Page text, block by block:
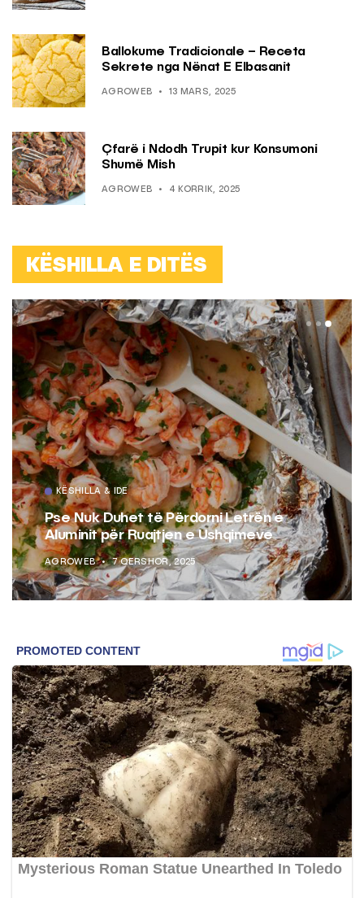
Ballokume Tradicionale – Receta
Sekrete nga Nënat E Elbasanit
AGROWEB 13 MARS, 2025
Çfarë i Ndodh Trupit kur Konsumoni
Shumë Mish
AGROWEB 4 KORRIK, 2025
KËSHILLA E DITËS
KËSHILLA & IDE
Pse Nuk Duhet të Përdorni Letrën e
Aluminit për Ruajtjen e Ushqimeve
AGROWEB 7 QERSHOR, 2025